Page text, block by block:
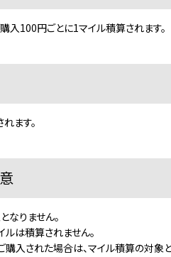
入100円ごとに1マイル積算されます。
ます。
りません。
ルは積算されません。
入された場合は、マイル積算の対象と